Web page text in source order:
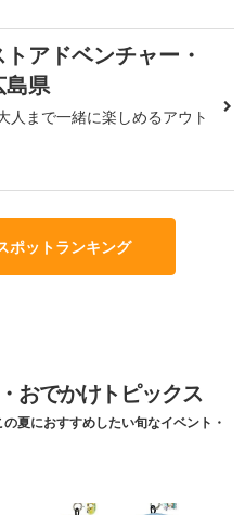
アドベンチャー・
島県
人まで一緒に楽しめるアウト
ポットランキング
おでかけトピックス
夏におすすめしたい旬なイベント・